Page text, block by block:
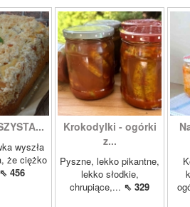
wyszła
że ciężko
⇖ 456
Krokodylki - ogórki
z...
Pyszne, lekko pikantne,
lekko słodkie,
chrupiące,... ⇖ 329